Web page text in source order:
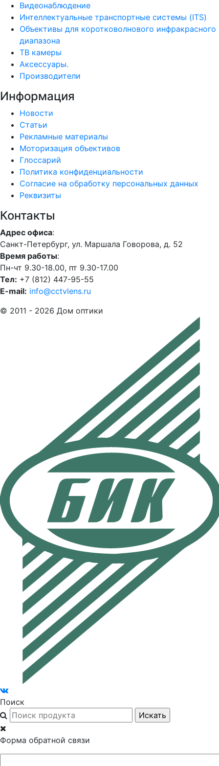
Видеонаблюдение
Интеллектуальные транспортные системы (ITS)
Объективы для коротковолнового инфракрасного
диапазона
ТВ камеры
Аксессуары.
Производители
Информация
Новости
Статьи
Рекламные материалы
Моторизация объективов
Глоссарий
Политика конфиденциальности
Согласие на обработку персональных данных
Реквизиты
Контакты
Адрес офиса:
Санкт-Петербург, ул. Маршала Говорова, д. 52
Время работы:
Пн-чт 9.30-18.00, пт 9.30-17.00
Тел: +7 (812) 447-95-55
E-mail: info@cctvlens.ru
© 2011 - 2026 Дом оптики
Поиск
Форма обратной связи